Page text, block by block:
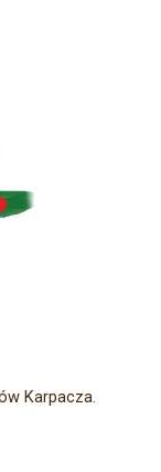
Karpacza.